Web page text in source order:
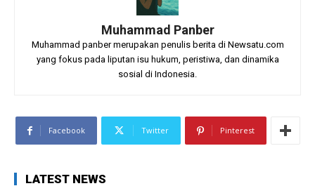
Muhammad Panber
Muhammad panber merupakan penulis berita di Newsatu.com
yang fokus pada liputan isu hukum, peristiwa, dan dinamika
sosial di Indonesia.
Facebook Twitter Pinterest
LATEST NEWS